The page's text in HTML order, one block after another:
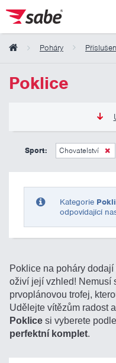
Poháry
Poklice
0 Kč
Sport: Chovatelství
Kategorie
odpovídající
Poklice na poháry
oživí její vzhled! Nemusí
prvoplánovou trofej,
Udělejte vítězům radost
Poklice si vyberete
perfektní komplet.
Obsah košíku